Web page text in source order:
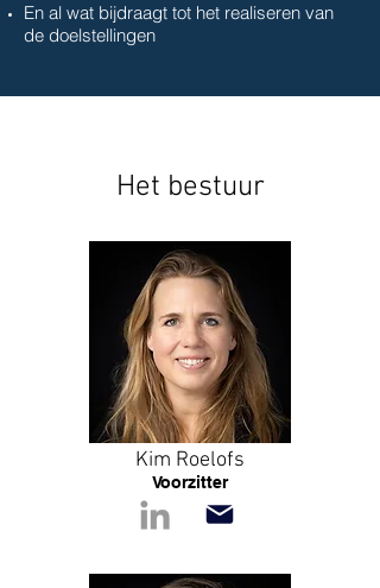
En al wat bijdraagt tot het realiseren van
de doelstellingen
Het bestuur
Kim Roelofs
Voorzitter